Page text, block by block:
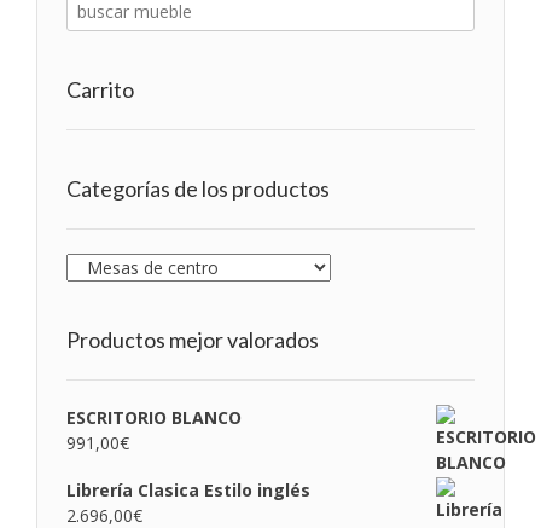
Carrito
Categorías de los productos
Productos mejor valorados
ESCRITORIO BLANCO
991,00€
Librería Clasica Estilo inglés
2.696,00€